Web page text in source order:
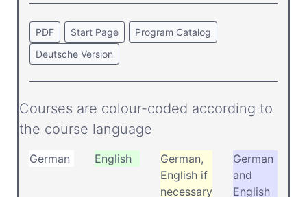
PDF Start Page
Program Catalog
Deutsche Version
Courses are colour-coded according to
the course language
German English
German,
English if
necessary
German
and
English